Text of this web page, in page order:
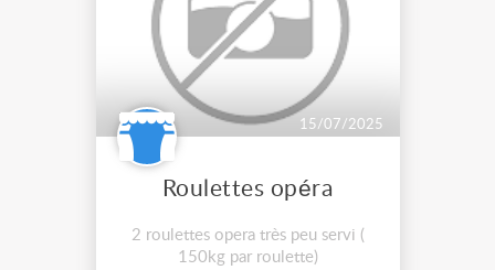
15/07/2025
Roulettes opéra
2 roulettes opera très peu servi (
150kg par roulette)